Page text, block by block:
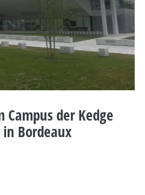
Campus der Kedge
in Bordeaux